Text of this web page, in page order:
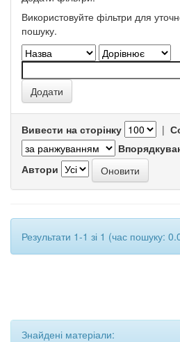
Використовуйте фільтри для
пошуку.
Вивести на сторінку |
Автори
Результати 1-1 зі 1 (час пошуку:
Знайдені матеріали: